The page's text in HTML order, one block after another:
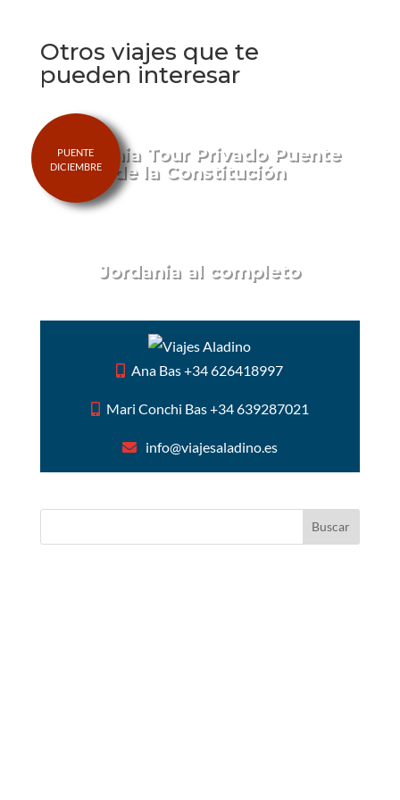
Otros viajes que te
pueden interesar
Jordania Tour Privado Puente
de la Constitución
Jordania al completo
Ana Bas +34 626418997
Mari Conchi Bas +34 639287021
info@viajesaladino.es